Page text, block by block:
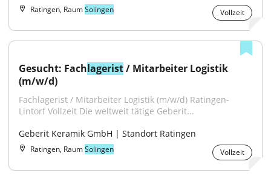
Ratingen, RaumSolingen Vollzeit
Gesucht: Fachlagerist / Mitarbeiter Logistik
(m/w/d)
Fachlagerist / Mitarbeiter Logistik (m/w/d) Ratingen-
Lintorf Vollzeit Die weltweit tätige Geberit...
Geberit Keramik GmbH | Standort Ratingen
Ratingen, RaumSolingen Vollzeit